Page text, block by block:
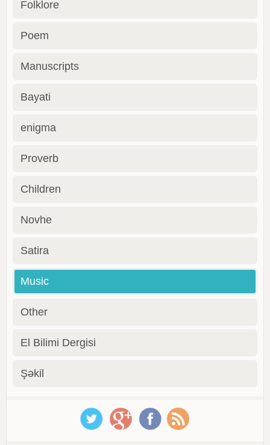
Folklore
Poem
Manuscripts
Bayati
enigma
Proverb
Children
Novhe
Satira
Music
Other
El Bilimi Dergisi
Şəkil